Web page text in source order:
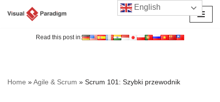
Read this post in:
Home »Agile & Scrum » Scrum 101: Szybki przewodnik
English